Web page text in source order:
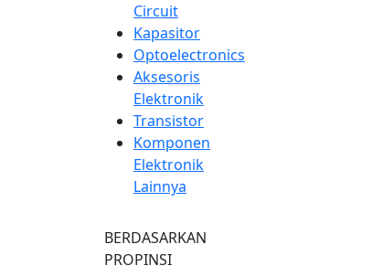
Circuit
Kapasitor
Optoelectronics
Aksesoris
Elektronik
Transistor
Komponen
Elektronik
Lainnya
BERDASARKAN
PROPINSI